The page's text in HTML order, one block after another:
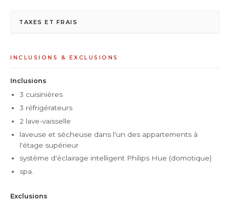
TAXES ET FRAIS
INCLUSIONS & EXCLUSIONS
Inclusions
3 cuisinières
3 réfrigérateurs
2 lave-vaisselle
laveuse et sécheuse dans l'un des appartements à
l'étage supérieur
système d'éclairage intelligent Philips Hue (domotique)
spa.
Exclusions